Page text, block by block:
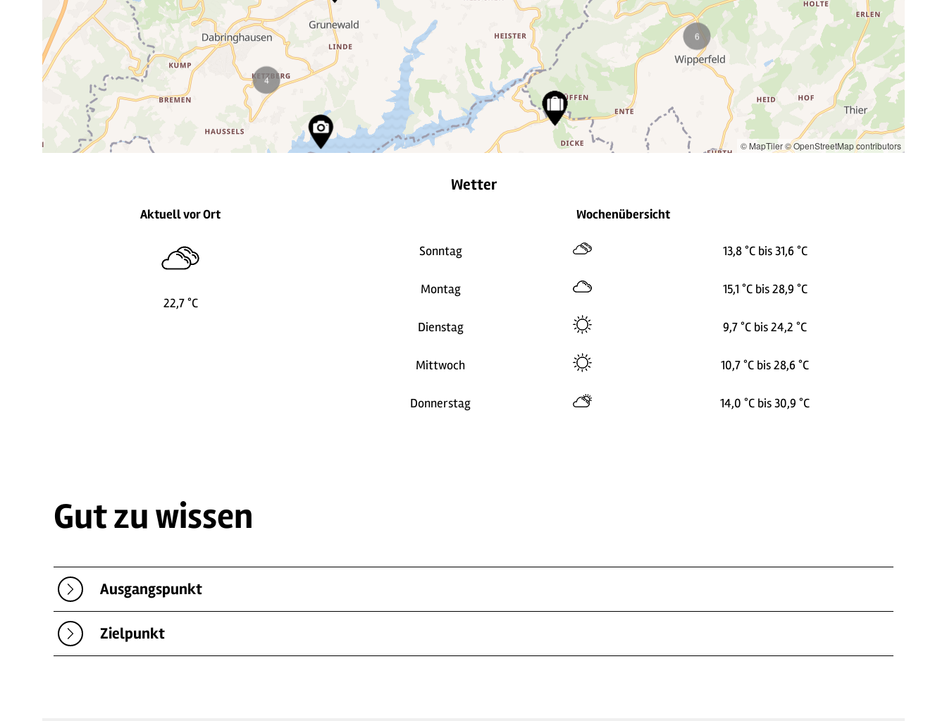
© MapTiler© OpenStreetMap contributors
Wetter
Aktuell vor Ort
22,7 °C
Wochenübersicht
Sonntag 13,8 °C bis 31,6 °C
Montag 15,1 °C bis 28,9 °C
Dienstag 9,7 °C bis 24,2 °C
Mittwoch 10,7 °C bis 28,6 °C
Donnerstag 14,0 °C bis 30,9 °C
Gut zu wissen
Ausgangspunkt
Zielpunkt